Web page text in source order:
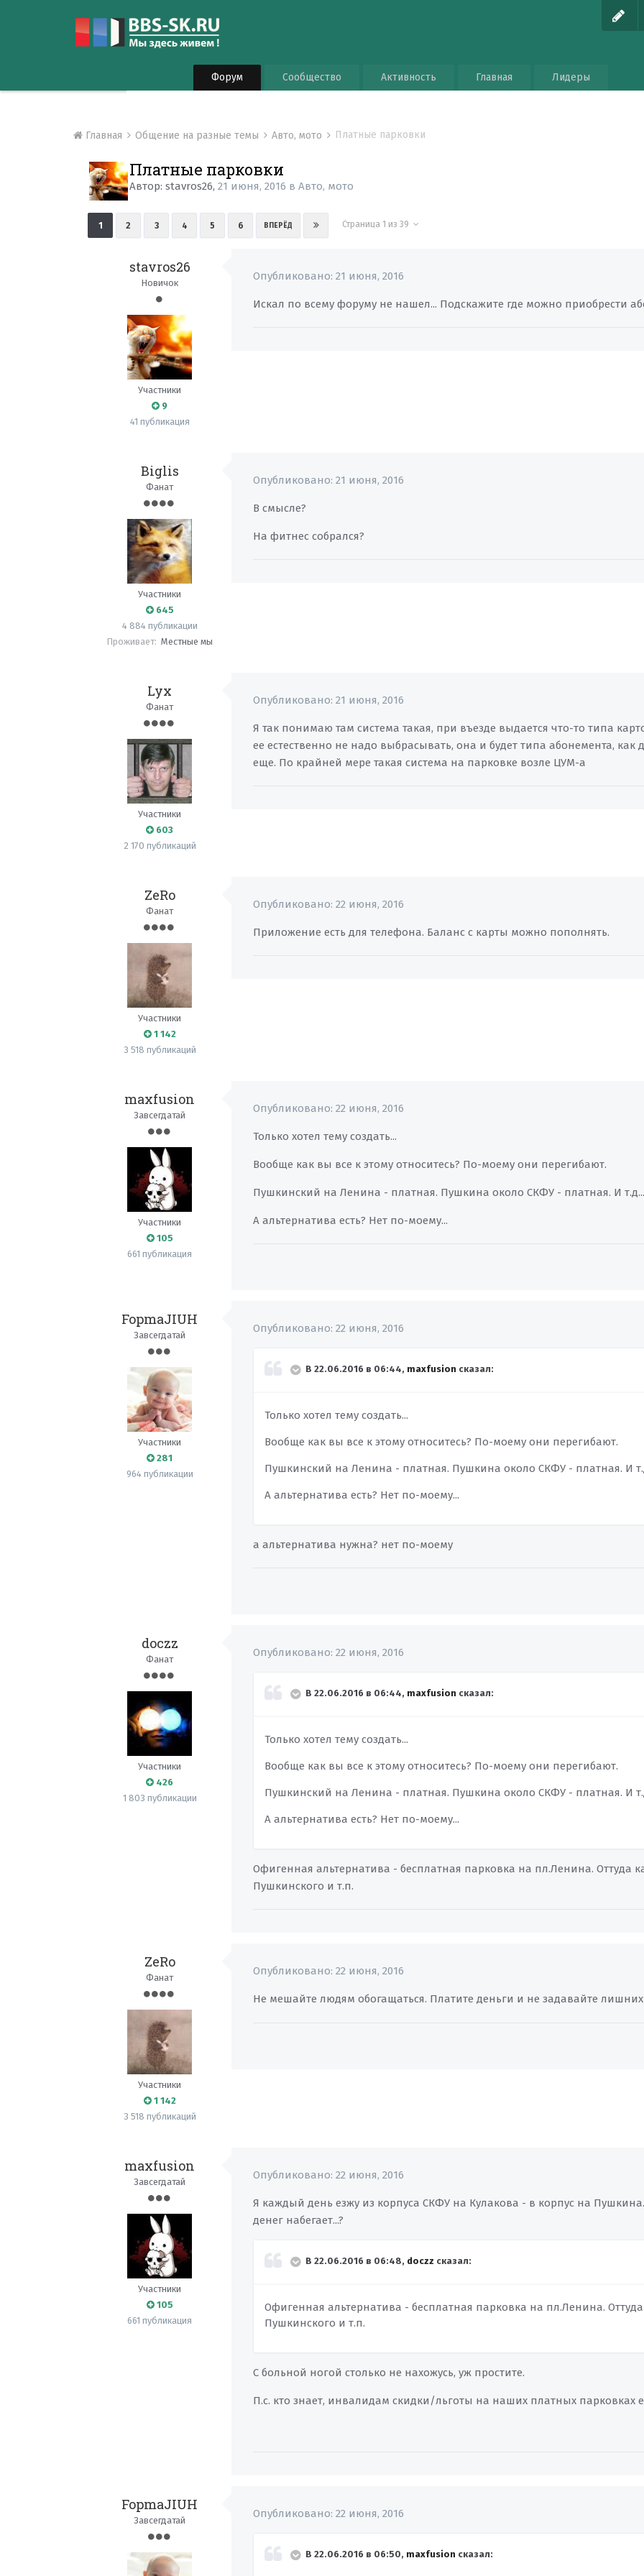
Форум Сообщество Активность Главная Лидеры
Главная Общение на разные темы Авто, мото Платные парковки
Платные парковки
Автор:stavros26,21 июня, 2016 вАвто, мото
1 2 3 4 5 6 ВПЕРЁД Страница 1 из 39
stavros26
Новичок
Участники
9
41 публикация
Опубликовано:21 июня, 2016
Искал по всему форуму не нашел... Подскажите где можно приобрести
Biglis
Фанат
Участники
645
4 884 публикации
Проживает: Местные мы
Опубликовано:21 июня, 2016
В смысле?
На фитнес собрался?
Lyx
Фанат
Участники
603
2 170 публикаций
Опубликовано:21 июня, 2016
Я так понимаю там система такая, при въезде выдается что-то типа
ее естественно не надо выбрасывать, она и будет типа абонемента,
еще. По крайней мере такая система на парковке возле ЦУМ-а
ZeRo
Фанат
Участники
1 142
3 518 публикаций
Опубликовано:22 июня, 2016
Приложение есть для телефона. Баланс с карты можно пополнять.
maxfusion
Завсегдатай
Участники
105
661 публикация
Опубликовано:22 июня, 2016
Только хотел тему создать...
Вообще как вы все к этому относитесь? По-моему они перегибают.
Пушкинский на Ленина - платная. Пушкина около СКФУ - платная. И
А альтернатива есть? Нет по-моему...
FopmaJIUH
Завсегдатай
Участники
281
964 публикации
Опубликовано:22 июня, 2016
В 22.06.2016 в 06:44, maxfusion сказал:
Только хотел тему создать...
Вообще как вы все к этому относитесь? По-моему они перегибают.
Пушкинский на Ленина - платная. Пушкина около СКФУ - платная. И
А альтернатива есть? Нет по-моему...
а альтернатива нужна? нет по-моему
doczz
Фанат
Участники
426
1 803 публикации
Опубликовано:22 июня, 2016
В 22.06.2016 в 06:44, maxfusion сказал:
Только хотел тему создать...
Вообще как вы все к этому относитесь? По-моему они перегибают.
Пушкинский на Ленина - платная. Пушкина около СКФУ - платная. И
А альтернатива есть? Нет по-моему...
Офигенная альтернатива - бесплатная парковка на пл.Ленина. Оттуда
Пушкинского и т.п.
ZeRo
Фанат
Участники
1 142
3 518 публикаций
Опубликовано:22 июня, 2016
Не мешайте людям обогащаться. Платите деньги и не задавайте
maxfusion
Завсегдатай
Участники
105
661 публикация
Опубликовано:22 июня, 2016
Я каждый день езжу из корпуса СКФУ на Кулакова - в корпус на
денег набегает...?
В 22.06.2016 в 06:48, doczz сказал:
Офигенная альтернатива - бесплатная парковка на пл.Ленина.
Пушкинского и т.п.
С больной ногой столько не нахожусь, уж простите.
П.с. кто знает, инвалидам скидки/льготы на наших платных парковках
FopmaJIUH
Завсегдатай
Опубликовано:22 июня, 2016
В 22.06.2016 в 06:50, maxfusion сказал: